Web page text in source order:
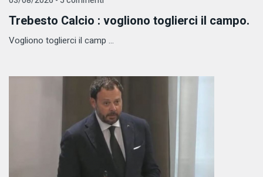
Trebesto Calcio : vogliono toglierci il campo.
Vogliono toglierci il camp ...